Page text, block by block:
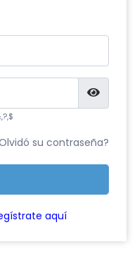
su contraseña?
aquí